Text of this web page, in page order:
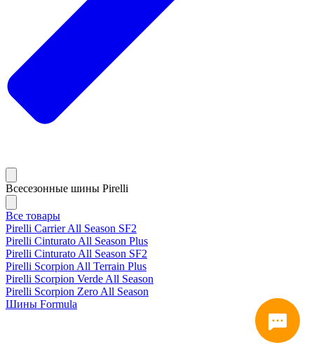
Всесезонные шины Pirelli
Все товары
Pirelli Carrier All Season SF2
Pirelli Cinturato All Season Plus
Pirelli Cinturato All Season SF2
Pirelli Scorpion All Terrain Plus
Pirelli Scorpion Verde All Season
Pirelli Scorpion Zero All Season
Шины Formula